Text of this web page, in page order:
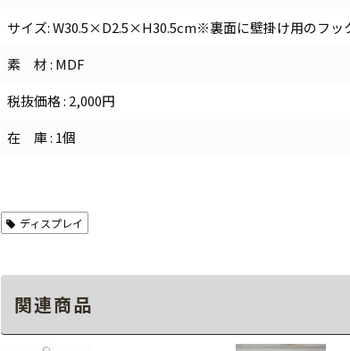
サイズ: W30.5×D2.5×H30.5cm※裏面に壁掛け用のフッ
素 材 : MDF
税抜価格 : 2,000円
在 庫 : 1個
ディスプレイ
関連商品